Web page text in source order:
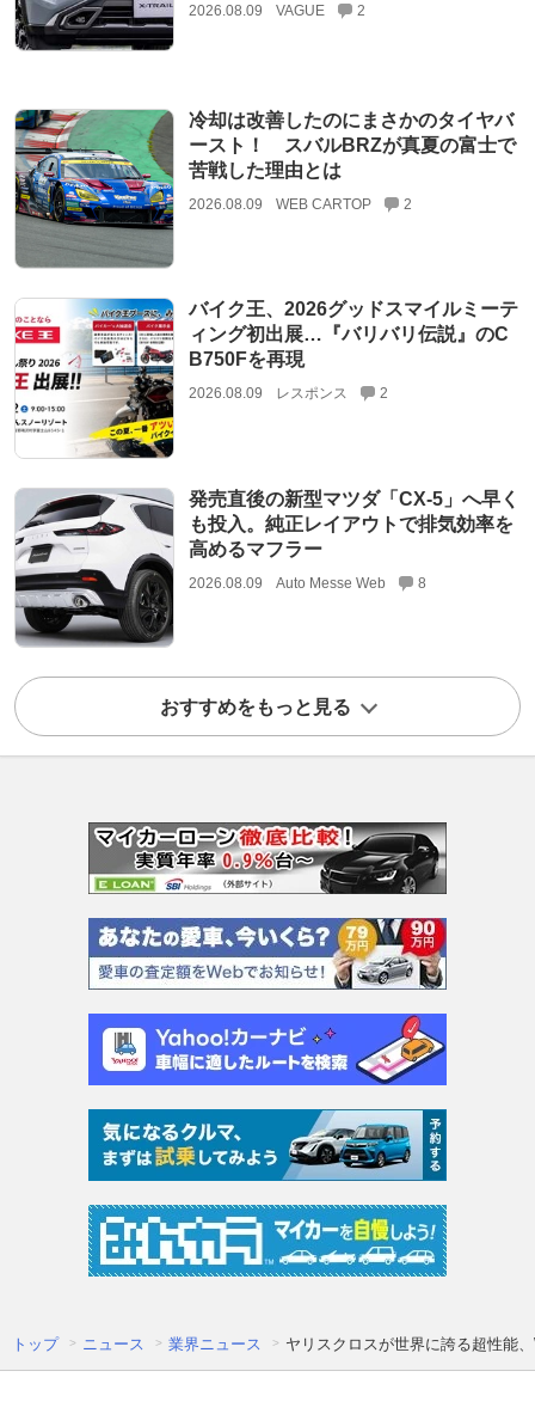
2026.08.09 VAGUE 2
冷却は改善したのにまさかのタイヤバ
ースト！ スバルBRZが真夏の富士で
苦戦した理由とは
2026.08.09 WEB CARTOP 2
バイク王、2026グッドスマイルミーテ
ィング初出展…『バリバリ伝説』のC
B750Fを再現
2026.08.09 レスポンス 2
発売直後の新型マツダ「CX-5」へ早く
も投入。純正レイアウトで排気効率を
高めるマフラー
2026.08.09 Auto Messe Web 8
おすすめをもっと見る
トップ ニュース 業界ニュース ヤリスクロスが世界に誇る超性能